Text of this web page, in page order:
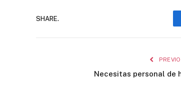
SHARE.
Necesitas personal de